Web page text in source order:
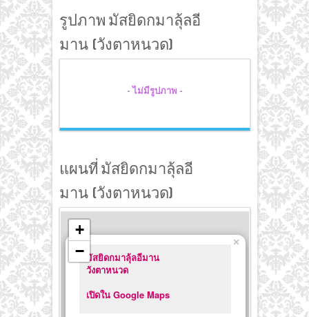
รูปภาพ มัสยิดกมาลุ้ลอี
มาน (วังตาหนวด)
- ไม่มีรูปภาพ -
แผนที่ มัสยิดกมาลุ้ลอี
มาน (วังตาหนวด)
มัสยิดกมาลุ้ลอีมาน
วังตาหนวด
เปิดใน Google Maps
×
+
−